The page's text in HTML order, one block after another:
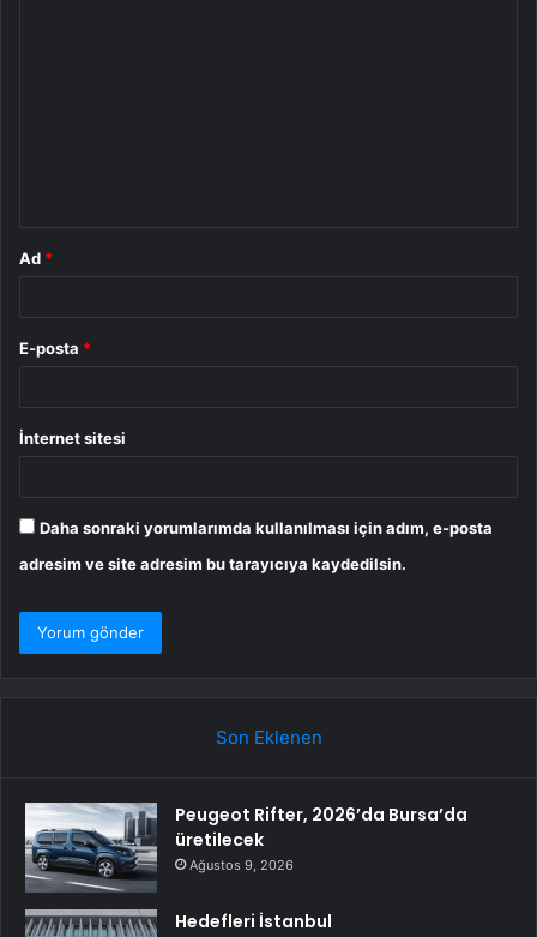
Ad *
E-posta *
İnternet sitesi
Daha sonraki yorumlarımda kullanılması için adım, e-posta
adresim ve site adresim bu tarayıcıya kaydedilsin.
Son Eklenen
Peugeot Rifter, 2026’da Bursa’da
üretilecek
Ağustos 9, 2026
Hedefleri İstanbul